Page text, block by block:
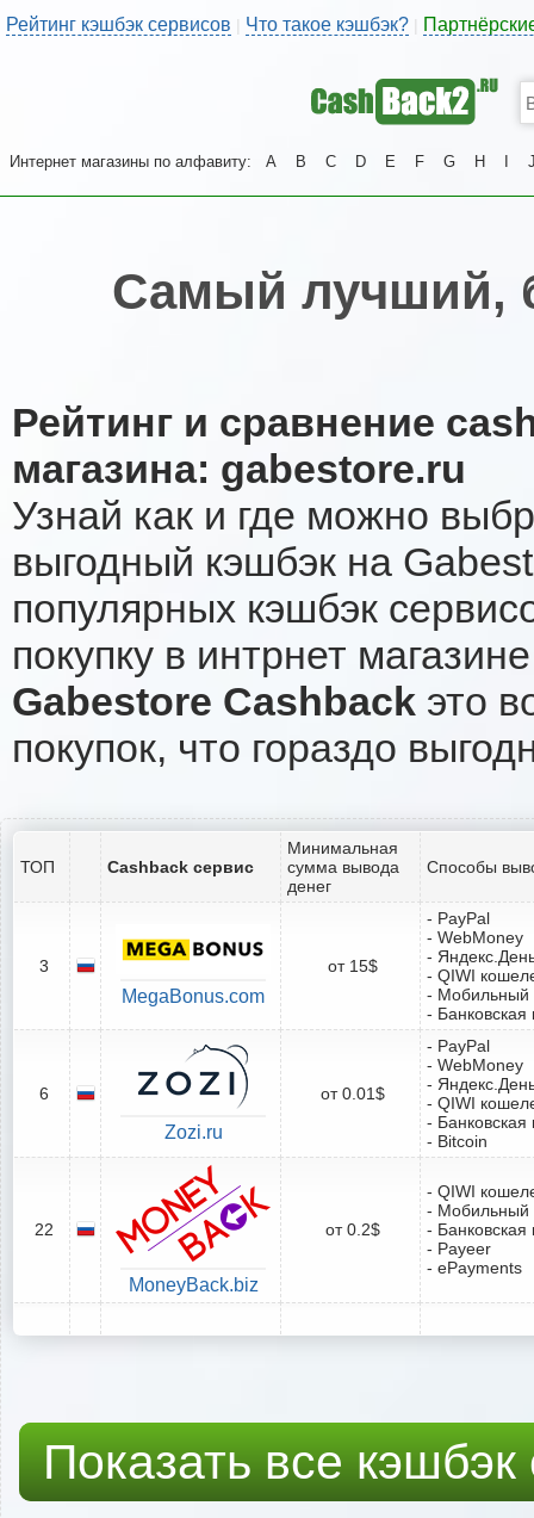
Рейтинг кэшбэк сервисов | Что такое кэшбэк?
Интернет магазины по алфавиту: A B C D E F G H
Самый лучший,
Рейтинг и сравнение
магазина: gabestore.ru
Узнай как и где можно
выгодный кэшбэк на
популярных кэшбэк
покупку в интрнет
Gabestore Cashback это
покупок, что гораздо
ТОП Cashback сервис
Минимальная
сумма вывода
денег
Способы
3
MegaBonus.com
от 15$
- PayPal
- WebMoney
-
- QIWI
- Мобильный
- Банковская
6
Zozi.ru
от 0.01$
- PayPal
- WebMoney
-
- QIWI
- Банковская
- Bitcoin
22
MoneyBack.biz
от 0.2$
- QIWI
- Мобильный
- Банковская
- Payeer
- ePayments
Показать все